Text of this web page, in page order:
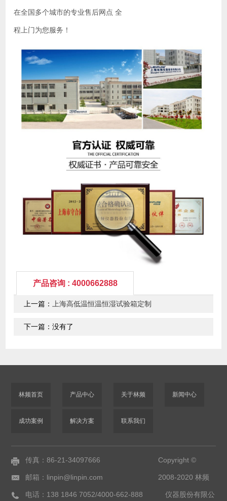
在全国多个城市的专业售后网点 全
程上门为您服务！
产品咨询 : 4000662888
上一篇： 上海高低温恒温恒湿试验箱定制
下一篇：没有了
林频首页 产品中心 关于林频 新闻中心
成功案例 解决方案 联系我们
传真：86-21-34097666
邮箱：linpin@linpin.com
电话：138 1846 7052/4000-662-888
Copyright ©
2008-2020 林频
仪器股份有限公